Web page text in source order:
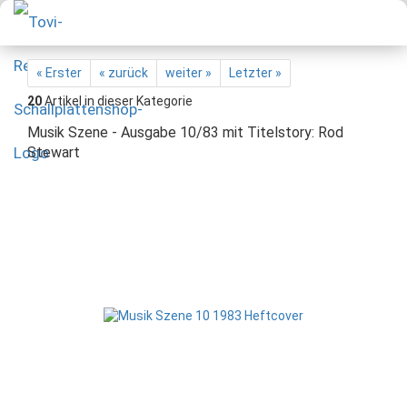
« Erster « zurück weiter »
Letzter »
20Artikel in dieser Kategorie
Musik Szene - Ausgabe 10/83 mit Titelstory: Rod
Stewart